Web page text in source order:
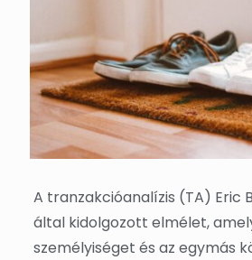
A tranzakcióanalízis (TA) Eric
által kidolgozott elmélet,
személyiséget és az egymás